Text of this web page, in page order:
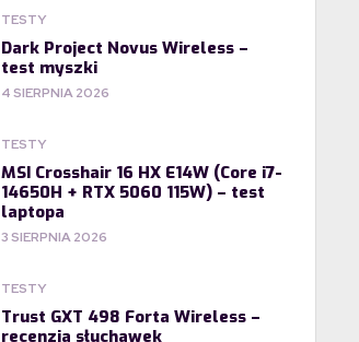
TESTY
Dark Project Novus Wireless –
test myszki
4 SIERPNIA 2026
TESTY
MSI Crosshair 16 HX E14W (Core i7-
14650H + RTX 5060 115W) – test
laptopa
3 SIERPNIA 2026
TESTY
Trust GXT 498 Forta Wireless –
recenzja słuchawek